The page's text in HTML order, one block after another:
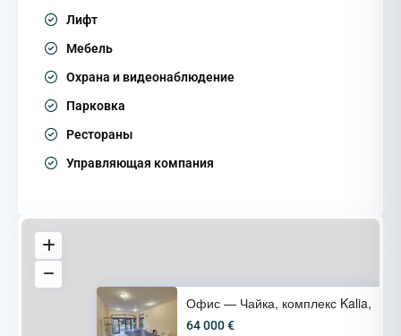
Лифт
Мебель
Охрана и видеонаблюдение
Парковка
Рестораны
Управляющая компания
Офис — Чайка, комплекс Kalia,
64 000 €